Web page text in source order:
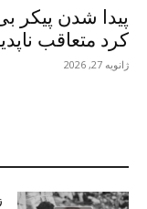
پیدا شدن پیکر
کرد متعاقب
ژانویه 27, 2026